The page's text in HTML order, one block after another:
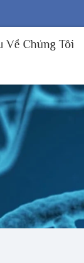
Về Chúng Tôi